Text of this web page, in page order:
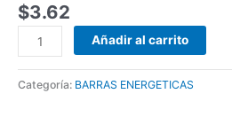
$3.62
Añadir al carrito
Categoría: BARRAS ENERGETICAS